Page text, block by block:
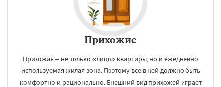
Прихожие
Прихожая – не только «лицо» квартиры, но и ежедневно
используемая жилая зона. Поэтому все в ней должно быть
комфортно и рационально. Внешний вид прихожей играет